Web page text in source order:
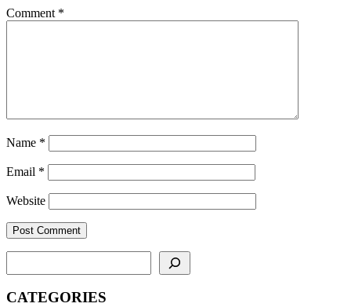
Comment *
Name *
Email *
Website
CATEGORIES